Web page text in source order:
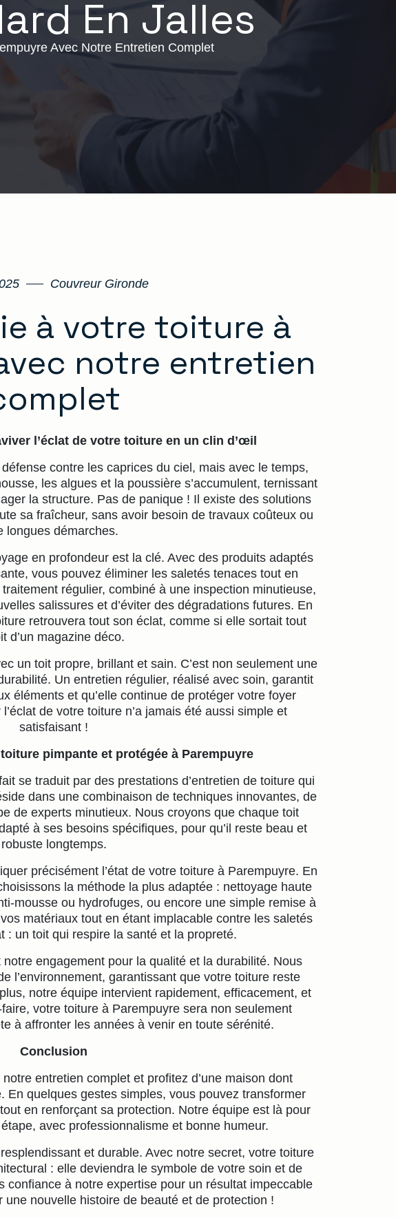
En Jalles
Avec Notre Entretien Complet
Couvreur Gironde
à votre toiture à
notre entretien
l’éclat de votre toiture en un clin d’œil
contre les caprices du ciel, mais avec le temps,
les algues et la poussière s’accumulent, ternissant
la structure. Pas de panique ! Il existe des solutions
sa fraîcheur, sans avoir besoin de travaux coûteux ou
longues démarches.
en profondeur est la clé. Avec des produits adaptés
vous pouvez éliminer les saletés tenaces tout en
régulier, combiné à une inspection minutieuse,
salissures et d’éviter des dégradations futures. En
retrouvera tout son éclat, comme si elle sortait tout
d’un magazine déco.
un toit propre, brillant et sain. C’est non seulement une
Un entretien régulier, réalisé avec soin, garantit
éléments et qu’elle continue de protéger votre foyer
de votre toiture n’a jamais été aussi simple et
satisfaisant !
pimpante et protégée à Parempuyre
se traduit par des prestations d’entretien de toiture qui
dans une combinaison de techniques innovantes, de
de experts minutieux. Nous croyons que chaque toit
à ses besoins spécifiques, pour qu’il reste beau et
robuste longtemps.
précisément l’état de votre toiture à Parempuyre. En
la méthode la plus adaptée : nettoyage haute
mousse ou hydrofuges, ou encore une simple remise à
matériaux tout en étant implacable contre les saletés
: un toit qui respire la santé et la propreté.
engagement pour la qualité et la durabilité. Nous
l’environnement, garantissant que votre toiture reste
notre équipe intervient rapidement, efficacement, et
votre toiture à Parempuyre sera non seulement
à affronter les années à venir en toute sérénité.
Conclusion
entretien complet et profitez d’une maison dont
En quelques gestes simples, vous pouvez transformer
en renforçant sa protection. Notre équipe est là pour
avec professionnalisme et bonne humeur.
et durable. Avec notre secret, votre toiture
: elle deviendra le symbole de votre soin et de
confiance à notre expertise pour un résultat impeccable
nouvelle histoire de beauté et de protection !